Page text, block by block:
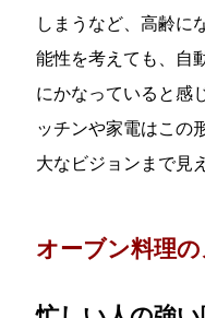
しまうなど、高齢に
能性を考えても、自
にかなっていると感
ッチンや家電はこの
大なビジョンまで見
オーブン料理の